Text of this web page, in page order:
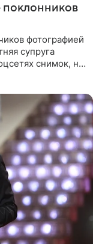
фотографией
супруга
снимок, на